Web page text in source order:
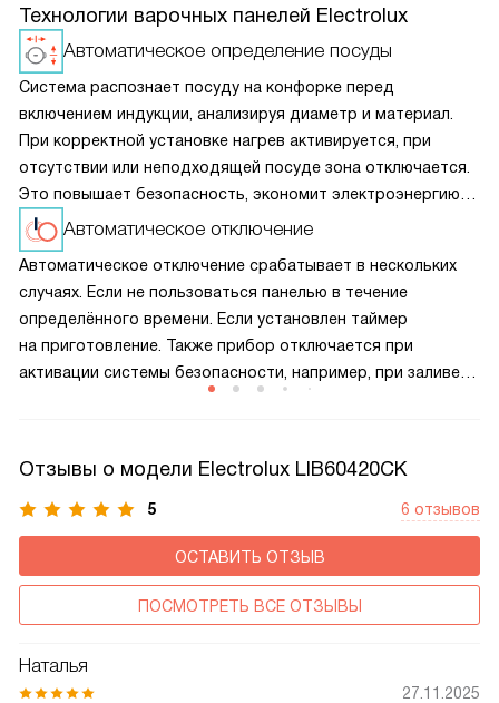
Технологии варочных панелей Electrolux
Автоматическое определение посуды
Система распознает посуду на конфорке перед
включением индукции, анализируя диаметр и материал.
При корректной установке нагрев активируется, при
отсутствии или неподходящей посуде зона отключается.
Это повышает безопасность, экономит электроэнергию
и предотвращает перегрев панели, продлевая срок
службы прибора.
Автоматическое отключение
Автоматическое отключение срабатывает в нескольких
случаях. Если не пользоваться панелью в течение
определённого времени. Если установлен таймер
на приготовление. Также прибор отключается при
активации системы безопасности, например, при заливе
Отзывы о модели Electrolux LIB60420CK
5 6 отзывов
ОСТАВИТЬ ОТЗЫВ
ПОСМОТРЕТЬ ВСЕ ОТЗЫВЫ
Наталья
27.11.2025